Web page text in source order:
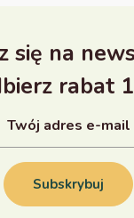
się na
rabat
Subskrybuj